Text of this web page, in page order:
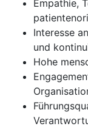
Empathie,
Interesse
und
Hohe